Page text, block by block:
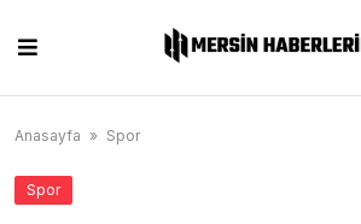
content
Anasayfa » Spor
Spor